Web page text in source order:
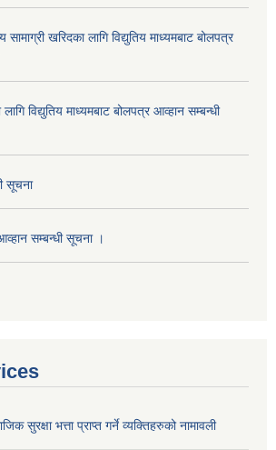
खरिदका लागि विद्युतिय माध्यमबाट बोलपत्र
विद्युतिय माध्यमबाट बोलपत्र आव्हान सम्बन्धी
सूचना
सम्बन्धी सूचना ।
सुरक्षा भत्ता प्राप्त गर्ने व्यक्तिहरुको नामावली